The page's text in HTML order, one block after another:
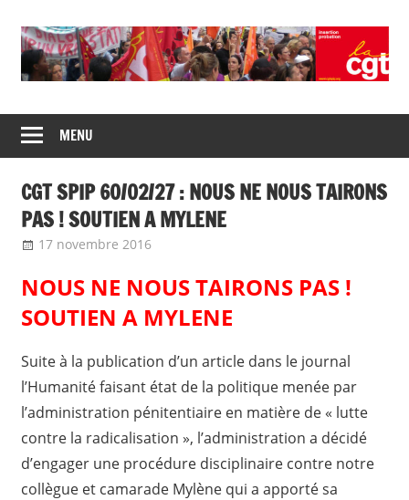
content
CGT
insertion
probation
de
syndicats
CGT
insertion
probation
MENU
CGT SPIP 60/02/27 : NOUS NE NOUS TAIRONS
PAS ! SOUTIEN A MYLENE
17 novembre 2016
NOUS NE NOUS TAIRONS PAS !
SOUTIEN A MYLENE
Suite à la publication d’un article dans le journal
l’Humanité faisant état de la politique menée par
l’administration pénitentiaire en matière de « lutte
contre la radicalisation », l’administration a décidé
d’engager une procédure disciplinaire contre notre
collègue et camarade Mylène qui a apporté sa